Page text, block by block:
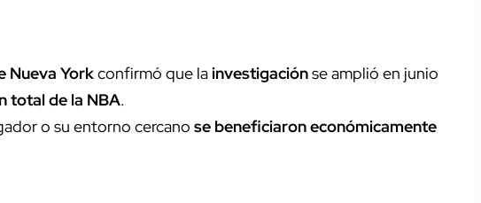
Nueva Yorkconfirmó que lainvestigaciónse amplió en junio
total de la NBA.
o su entorno cercano se beneficiaron económicamente